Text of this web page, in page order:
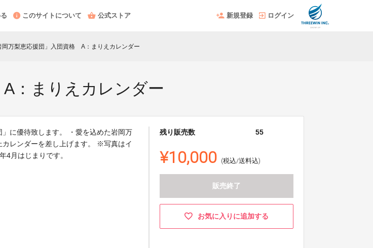
このサイトについて 公式ストア 新規登録 ログイン
岡万梨恵応援団」入団資格 A：まりえカレンダー
：まりえカレンダー
」に優待致します。 ・愛を込めた岩岡万
カレンダーを差し上げます。 ※写真はイ
4月はじまりです。
残り販売数 55
¥10,000 (税込/送料込)
販売終了
お気に入りに追加する